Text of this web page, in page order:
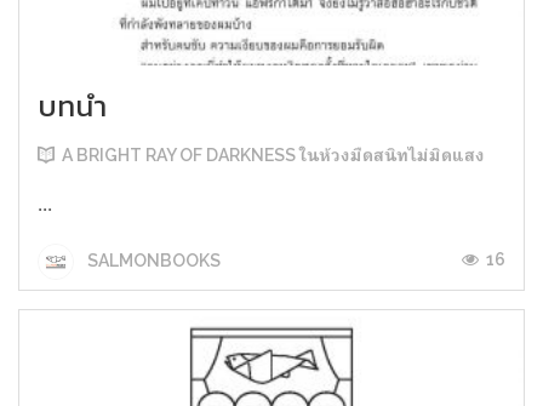
บทนำ
A BRIGHT RAY OF DARKNESS ในห้วงมืดสนิทไม่มิดแสง
...
SALMONBOOKS 16